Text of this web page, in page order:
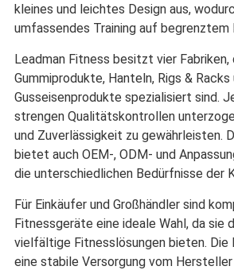
kleines und leichtes Design aus,
umfassendes Training auf begrenztem
Leadman Fitness besitzt vier Fabriken,
Gummiprodukte, Hanteln, Rigs & Racks
Gusseisenprodukte spezialisiert sind.
strengen Qualitätskontrollen
und Zuverlässigkeit zu gewährleisten.
bietet auch OEM-, ODM- und
die unterschiedlichen Bedürfnisse der
Für Einkäufer und Großhändler sind
Fitnessgeräte eine ideale Wahl, da sie
vielfältige Fitnesslösungen bieten. Die
eine stabile Versorgung vom